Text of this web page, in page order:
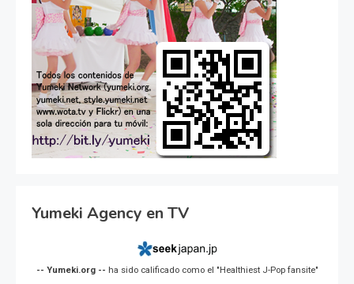
Yumeki Agency en TV
-- Yumeki.org -- ha sido calificado como el "Healthiest J-Pop fansite"